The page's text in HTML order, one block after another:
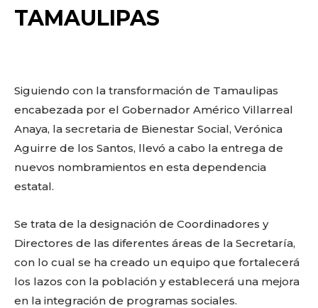
k
TAMAULIPAS
Siguiendo con la transformación de Tamaulipas
encabezada por el Gobernador Américo Villarreal
Anaya, la secretaria de Bienestar Social, Verónica
Aguirre de los Santos, llevó a cabo la entrega de
nuevos nombramientos en esta dependencia
estatal.
Se trata de la designación de Coordinadores y
Directores de las diferentes áreas de la Secretaría,
con lo cual se ha creado un equipo que fortalecerá
los lazos con la población y establecerá una mejora
en la integración de programas sociales.